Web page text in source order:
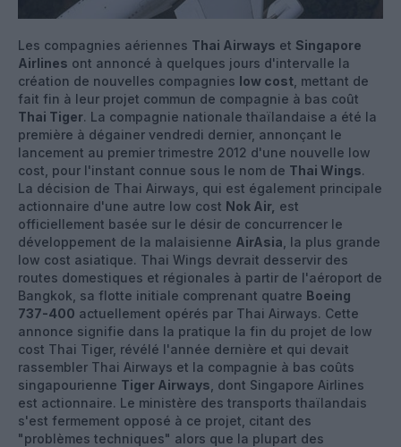
Les compagnies aériennes Thai Airways et Singapore
Airlines ont annoncé à quelques jours d'intervalle la
création de nouvelles compagnies low cost , mettant de
fait fin à leur projet commun de compagnie à bas coût
Thai Tiger. La compagnie nationale thaïlandaise a été la
première à dégainer vendredi dernier, annonçant le
lancement au premier trimestre 2012 d'une nouvelle low
cost, pour l'instant connue sous le nom de Thai Wings.
La décision de Thai Airways, qui est également principale
actionnaire d'une autre low cost Nok Air, est
officiellement basée sur le désir de concurrencer le
développement de la malaisienne AirAsia , la plus grande
low cost asiatique. Thai Wings devrait desservir des
routes domestiques et régionales à partir de l'aéroport de
Bangkok, sa flotte initiale comprenant quatre Boeing
737-400 actuellement opérés par Thai Airways. Cette
annonce signifie dans la pratique la fin du projet de low
cost Thai Tiger, révélé l'année dernière et qui devait
rassembler Thai Airways et la compagnie à bas coûts
singapourienne Tiger Airways , dont Singapore Airlines
est actionnaire. Le ministère des transports thaïlandais
s'est fermement opposé à ce projet, citant des
"problèmes techniques" alors que la plupart des